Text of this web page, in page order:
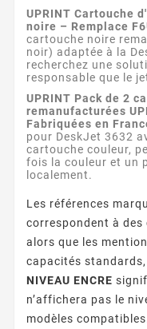
UPRINT Cartouche
noire – Remplace
cartouche noire
noir) adaptée à la
recherchez une
responsable que le
UPRINT Pack de 2
remanufacturées
Fabriquées en
pour DeskJet 3632
cartouche couleur,
fois la couleur et un
localement.
Les références
correspondent à
alors que les
capacités
NIVEAU ENCRE
n’affichera pas le
modèles